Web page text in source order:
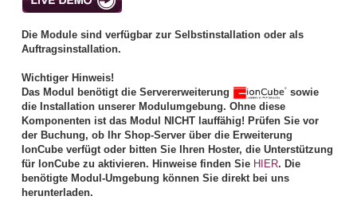
Die Module sind verfügbar zur Selbstinstallation oder als
Auftragsinstallation.
Wichtiger Hinweis!
Das Modul benötigt die Servererweiterung
sowie
die Installation unserer Modulumgebung. Ohne diese
Komponenten ist das Modul NICHT lauffähig! Prüfen Sie vor
der Buchung, ob Ihr Shop-Server über die Erweiterung
IonCube verfügt oder bitten Sie Ihren Hoster, die Unterstützung
für IonCube zu aktivieren. Hinweise finden Sie HIER. Die
benötigte Modul-Umgebung können Sie direkt bei uns
herunterladen.